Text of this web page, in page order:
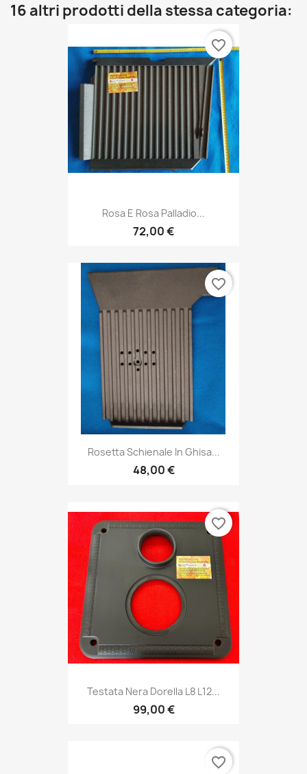
16 altri prodotti della stessa categoria:
Rosa E Rosa Palladio...
72,00 €
favorite_border
Rosetta Schienale In Ghisa...
48,00 €
favorite_border
Testata Nera Dorella L8 L12...
99,00 €
favorite_border
favorite_border